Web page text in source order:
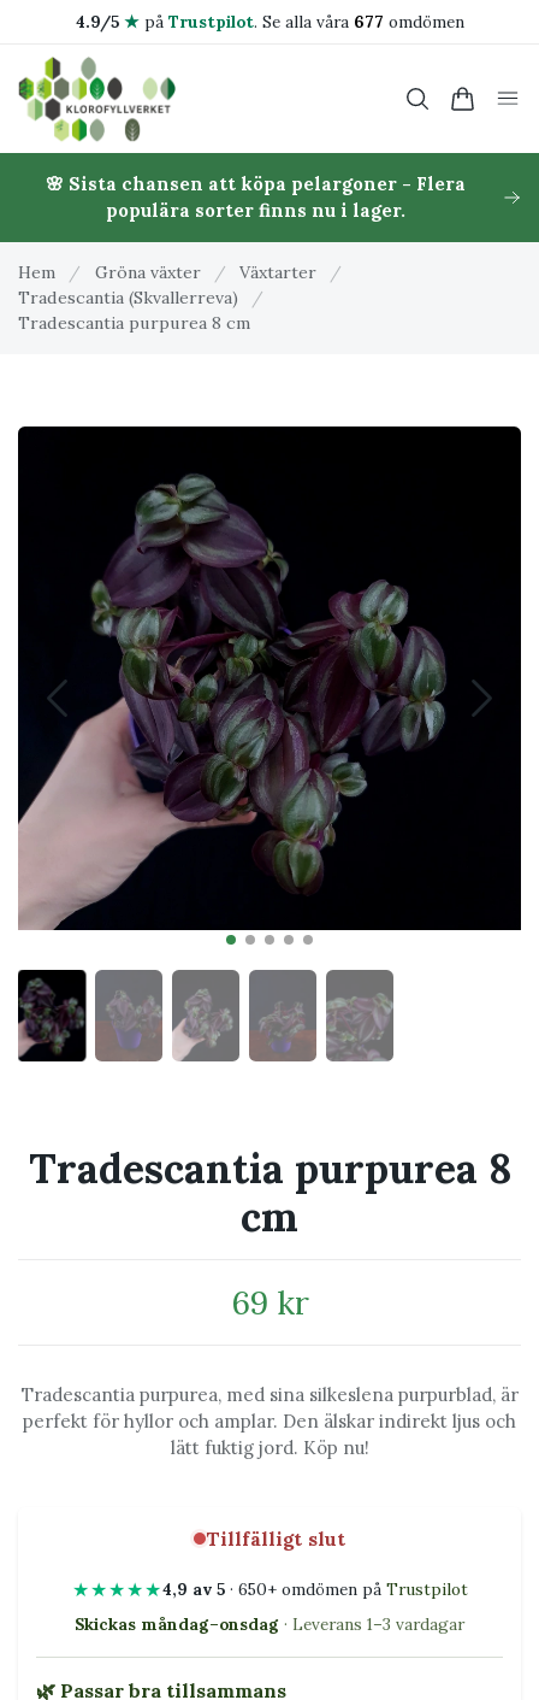
4.9/5 ★på Trustpilot. Se alla våra 677 omdömen
🌸 Sista chansen att köpa pelargoner - Flera
populära sorter finns nu i lager.
Hem / Gröna växter / Växtarter
/
Tradescantia (Skvallerreva)
/
Tradescantia purpurea 8 cm
Tradescantia purpurea 8
cm
69 kr
Tradescantia purpurea, med sina silkeslena purpurblad, är
perfekt för hyllor och amplar. Den älskar indirekt ljus och
lätt fuktig jord. Köp nu!
Tillfälligt slut
★★★★★4,9 av 5· 650+ omdömen på Trustpilot
Skickas måndag–onsdag · Leverans 1–3 vardagar
🌿 Passar bra tillsammans